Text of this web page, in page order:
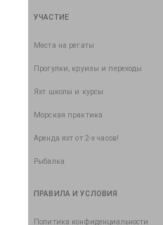
УЧАСТИЕ
Места на регаты
Прогулки, круизы и переходы
Яхт школы и курсы
Морская практика
Аренда яхт от 2-х часов!
Рыбалка
ПРАВИЛА И УСЛОВИЯ
Политика конфиденциальности